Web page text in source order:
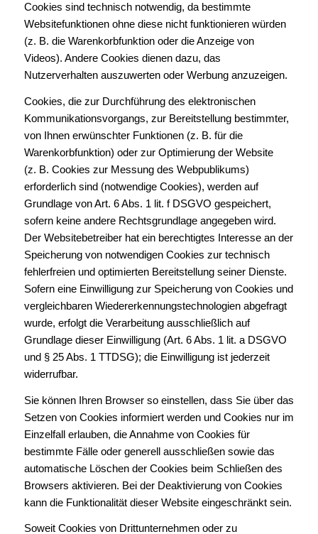
Cookies sind technisch notwendig, da bestimmte
Websitefunktionen ohne diese nicht funktionieren würden
(z. B. die Warenkorbfunktion oder die Anzeige von
Videos). Andere Cookies dienen dazu, das
Nutzerverhalten auszuwerten oder Werbung anzuzeigen.
Cookies, die zur Durchführung des elektronischen
Kommunikationsvorgangs, zur Bereitstellung bestimmter,
von Ihnen erwünschter Funktionen (z. B. für die
Warenkorbfunktion) oder zur Optimierung der Website
(z. B. Cookies zur Messung des Webpublikums)
erforderlich sind (notwendige Cookies), werden auf
Grundlage von Art. 6 Abs. 1 lit. f DSGVO gespeichert,
sofern keine andere Rechtsgrundlage angegeben wird.
Der Websitebetreiber hat ein berechtigtes Interesse an der
Speicherung von notwendigen Cookies zur technisch
fehlerfreien und optimierten Bereitstellung seiner Dienste.
Sofern eine Einwilligung zur Speicherung von Cookies und
vergleichbaren Wiedererkennungstechnologien abgefragt
wurde, erfolgt die Verarbeitung ausschließlich auf
Grundlage dieser Einwilligung (Art. 6 Abs. 1 lit. a DSGVO
und § 25 Abs. 1 TTDSG); die Einwilligung ist jederzeit
widerrufbar.
Sie können Ihren Browser so einstellen, dass Sie über das
Setzen von Cookies informiert werden und Cookies nur im
Einzelfall erlauben, die Annahme von Cookies für
bestimmte Fälle oder generell ausschließen sowie das
automatische Löschen der Cookies beim Schließen des
Browsers aktivieren. Bei der Deaktivierung von Cookies
kann die Funktionalität dieser Website eingeschränkt sein.
Soweit Cookies von Drittunternehmen oder zu